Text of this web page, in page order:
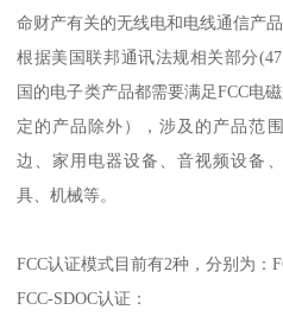
命财产有关的无线电和电线通信产品
根据美国联邦通讯法规相关部分
国的电子类产品都需要满足FCC电
定的产品除外），涉及的产品范
边、家用电器设备、音视频设备
具、机械等。
FCC认证模式目前有2种，分别为：
FCC-SDOC认证：